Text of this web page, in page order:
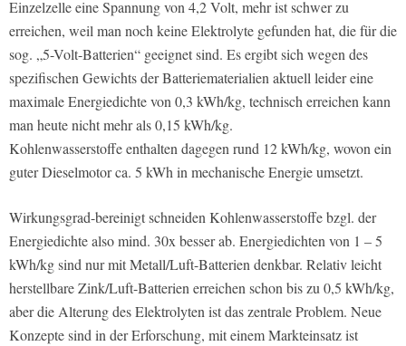
Einzelzelle eine Spannung von 4,2 Volt, mehr ist schwer zu
erreichen, weil man noch keine Elektrolyte gefunden hat, die für die
sog. „5-Volt-Batterien“ geeignet sind. Es ergibt sich wegen des
spezifischen Gewichts der Batteriematerialien aktuell leider eine
maximale Energiedichte von 0,3 kWh/kg, technisch erreichen kann
man heute nicht mehr als 0,15 kWh/kg.
Kohlenwasserstoffe enthalten dagegen rund 12 kWh/kg, wovon ein
guter Dieselmotor ca. 5 kWh in mechanische Energie umsetzt.
Wirkungsgrad-bereinigt schneiden Kohlenwasserstoffe bzgl. der
Energiedichte also mind. 30x besser ab. Energiedichten von 1 – 5
kWh/kg sind nur mit Metall/Luft-Batterien denkbar. Relativ leicht
herstellbare Zink/Luft-Batterien erreichen schon bis zu 0,5 kWh/kg,
aber die Alterung des Elektrolyten ist das zentrale Problem. Neue
Konzepte sind in der Erforschung, mit einem Markteinsatz ist